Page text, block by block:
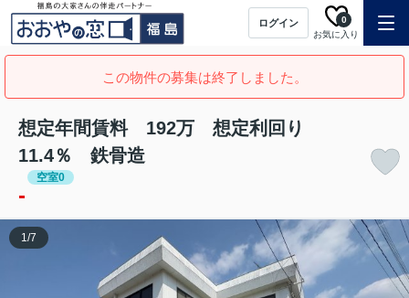
ログイン
お気に入り
0
この物件の募集は終了しました。
想定年間賃料 192万 想定利回り
11.4％ 鉄骨造
空室0
-
1/7